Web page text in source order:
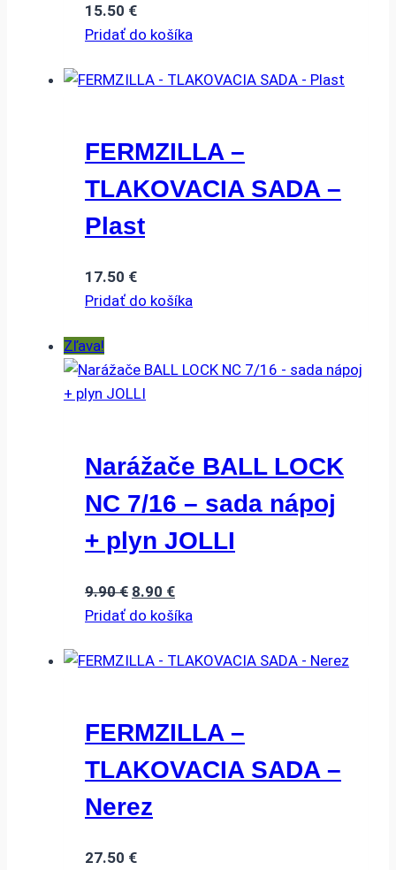
15.50 €
Pridať do košíka
FERMZILLA –
TLAKOVACIA SADA –
Plast
17.50 €
Pridať do košíka
Zľava!
Narážače BALL LOCK
NC 7/16 – sada nápoj
+ plyn JOLLI
9.90€ Pôvodná
cena
9.90 €.
8.90 €Aktuálna
cena
8.90 €.
Pridať do košíka
FERMZILLA –
TLAKOVACIA SADA –
Nerez
27.50 €